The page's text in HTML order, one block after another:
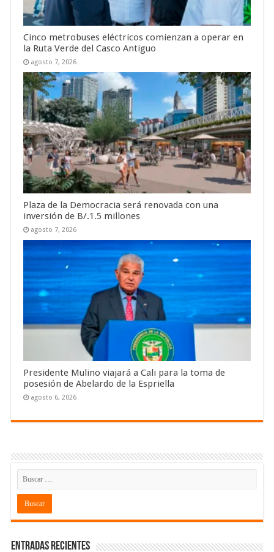
Cinco metrobuses eléctricos comienzan a operar en
la Ruta Verde del Casco Antiguo
agosto 7, 2026
Plaza de la Democracia será renovada con una
inversión de B/.1.5 millones
agosto 7, 2026
Presidente Mulino viajará a Cali para la toma de
posesión de Abelardo de la Espriella
agosto 6, 2026
Entradas recientes